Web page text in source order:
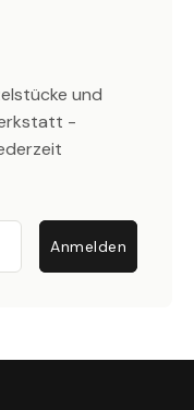
und
-
Anmelden